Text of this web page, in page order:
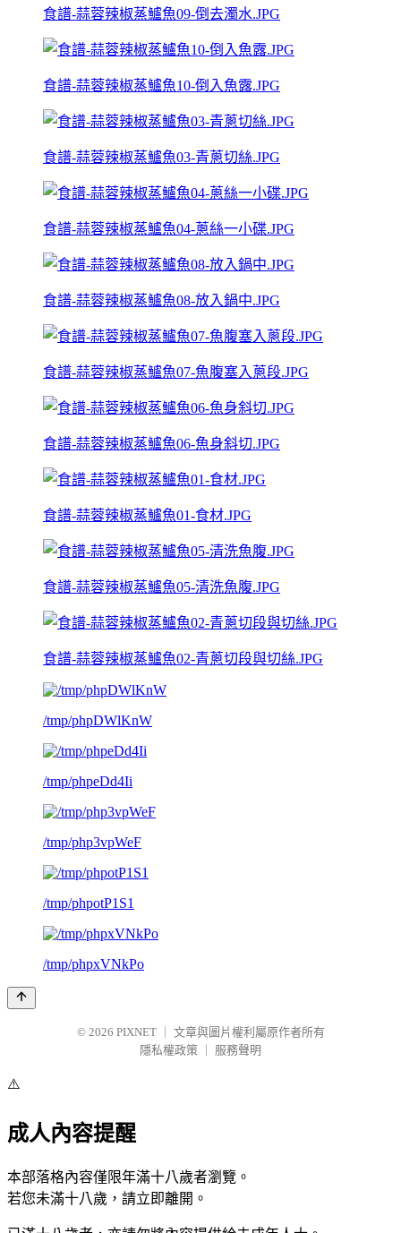
食譜-蒜蓉辣椒蒸鱸魚09-倒去濁水.JPG
食譜-蒜蓉辣椒蒸鱸魚10-倒入魚露.JPG
食譜-蒜蓉辣椒蒸鱸魚03-青蔥切絲.JPG
食譜-蒜蓉辣椒蒸鱸魚04-蔥絲一小碟.JPG
食譜-蒜蓉辣椒蒸鱸魚08-放入鍋中.JPG
食譜-蒜蓉辣椒蒸鱸魚07-魚腹塞入蔥段.JPG
食譜-蒜蓉辣椒蒸鱸魚06-魚身斜切.JPG
食譜-蒜蓉辣椒蒸鱸魚01-食材.JPG
食譜-蒜蓉辣椒蒸鱸魚05-清洗魚腹.JPG
食譜-蒜蓉辣椒蒸鱸魚02-青蔥切段與切絲.JPG
/tmp/phpDWlKnW
/tmp/phpeDd4Ii
/tmp/php3vpWeF
/tmp/phpotP1S1
/tmp/phpxVNkPo
© 2026 PIXNET
文章與圖片權利屬原作者所有
隱私權政策
服務聲明
⚠️
成人內容提醒
本部落格內容僅限年滿十八歲者瀏覽。
若您未滿十八歲，請立即離開。